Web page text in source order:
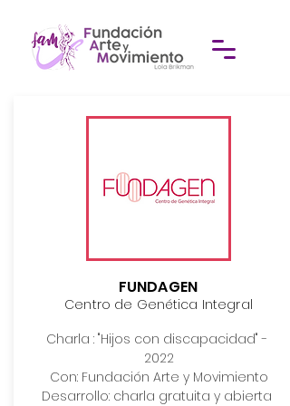
FUNDAGEN
Centro de Genética Integral
Charla : "Hijos con discapacidad" -
2022
Con: Fundación Arte y Movimiento
Desarrollo: charla gratuita y abierta